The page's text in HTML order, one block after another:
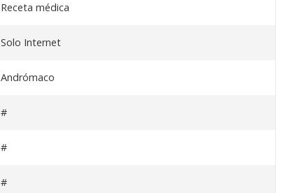
Receta médica
Solo Internet
Andrómaco
#
#
#